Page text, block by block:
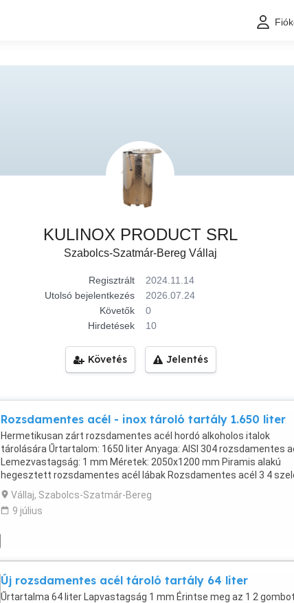
KULINOX PRODUCT SRL
Szabolcs-Szatmár-Bereg Vállaj
Regisztrált
2024.11.14
Utolsó bejelentkezés
2026.07.24
Követők
0
Hirdetések
10
Követés Jelentés
Rozsdamentes acél - inox tároló tartály 1.650 liter
Hermetikusan zárt rozsdamentes acél hordó alkoholos italok
tárolására Űrtartalom: 1650 liter Anyaga: AISI 304 rozsdamentes
Lemezvastagság: 1 mm Méretek: 2050x1200 mm Piramis alakú
hegesztett rozsdamentes acél lábak Rozsdamentes acél 3 4
Rozsdamentes acél 3 4 leeresztő szelep Fedővel felszerelve a
az adagoláshoz, élelmiszer-minőségű szilikon tömítéssel zárva DN
mm Felső ajak megerősítések Erősítések a tartály alján Rozettás
Vállaj, Szabolcs-Szatmár-Bereg
9 július
Új rozsdamentes acél tároló tartály 64 liter
Űrtartalma 64 liter Lapvastagság 1 mm Érintse meg az 1 2 gombot